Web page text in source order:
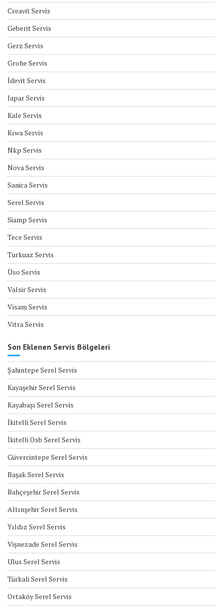
Creavit Servis
Geberit Servis
Gerz Servis
Grohe Servis
İdevit Servis
Japar Servis
Kale Servis
Kıwa Servis
Nkp Servis
Nova Servis
Sanica Servis
Serel Servis
Siamp Servis
Tece Servis
Turkuaz Servis
Üso Servis
Valsir Servis
Visam Servis
Vitra Servis
Son Eklenen Servis Bölgeleri
Şahintepe Serel Servis
Kayaşehir Serel Servis
Kayabaşı Serel Servis
İkitelli Serel Servis
İkitelli Osb Serel Servis
Güvercintepe Serel Servis
Başak Serel Servis
Bahçeşehir Serel Servis
Altınşehir Serel Servis
Yıldız Serel Servis
Vişnezade Serel Servis
Ulus Serel Servis
Türkali Serel Servis
Ortaköy Serel Servis